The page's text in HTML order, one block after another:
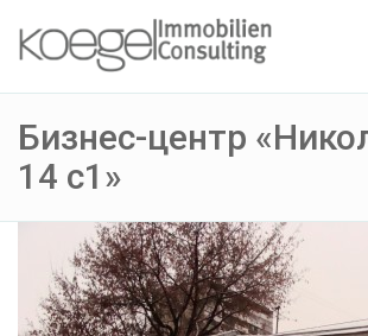
Бизнес-центр
14 с1»